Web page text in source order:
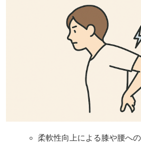
柔軟性向上による膝や腰へ